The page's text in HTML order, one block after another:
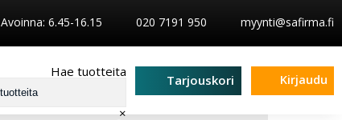
Avoinna: 6.45-16.15 020 7191 950 myynti@safirma.fi
Hae tuotteita
×
Tarjouskori Kirjaudu